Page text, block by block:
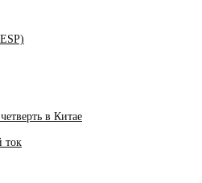
в Китае
ток